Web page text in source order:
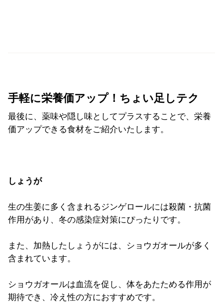
手軽に栄養価アップ！ちょい足しテク
最後に、薬味や隠し味としてプラスすることで、栄養
価アップできる食材をご紹介いたします。
しょうが
生の生姜に多く含まれるジンゲロールには殺菌・抗菌
作用があり、冬の感染症対策にぴったりです。
また、加熱したしょうがには、ショウガオールが多く
含まれています。
ショウガオールは血流を促し、体をあたためる作用が
期待でき、冷え性の方におすすめです。